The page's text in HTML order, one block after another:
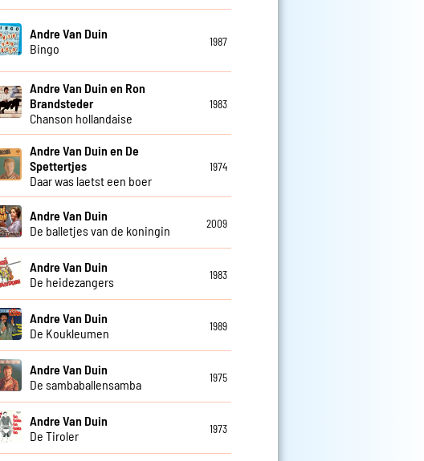
Andre Van Duin
Bingo
1987
Andre Van Duin en Ron
Brandsteder
Chanson hollandaise
1983
Andre Van Duin en De
Spettertjes
Daar was laetst een boer
1974
Andre Van Duin
De balletjes van de koningin
2009
Andre Van Duin
De heidezangers
1983
Andre Van Duin
De Koukleumen
1989
Andre Van Duin
De sambaballensamba
1975
Andre Van Duin
De Tiroler
1973